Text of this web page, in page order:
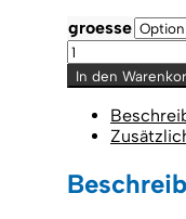
groesse
Radlhose
für
Herren
Menge
In den